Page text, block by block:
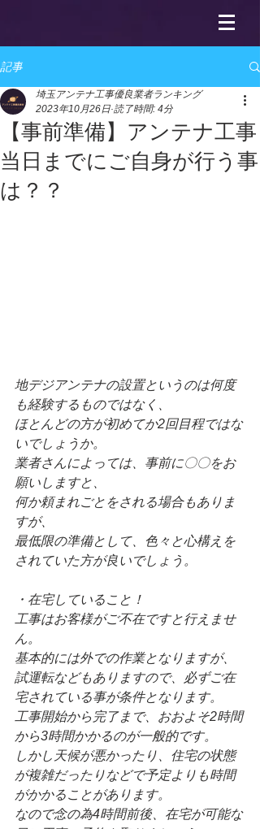
記事
【事前準備】アンテナ工事
当日までにご自身が行う事
は？？
埼玉アンテナ工事優良業者ランキング
2023年10月26日 読了時間: 4分
地デジアンテナの設置というのは何度
も経験するものではなく、
ほとんどの方が初めてか2回目程ではな
いでしょうか。
業者さんによっては、事前に〇〇をお
願いしますと、
何か頼まれごとをされる場合もありま
すが、
最低限の準備として、色々と心構えを
されていた方が良いでしょう。
・在宅していること！
工事はお客様がご不在ですと行えませ
ん。
基本的には外での作業となりますが、
試運転などもありますので、必ずご在
宅されている事が条件となります。
工事開始から完了まで、おおよそ2時間
から3時間かかるのが一般的です。
しかし天候が悪かったり、住宅の状態
が複雑だったりなどで予定よりも時間
がかかることがあります。
なので念の為4時間前後、在宅が可能な